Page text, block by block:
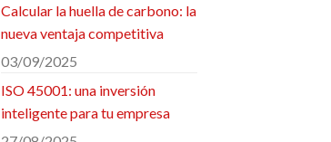
Calcular la huella de carbono: la
nueva ventaja competitiva
03/09/2025
ISO 45001: una inversión
inteligente para tu empresa